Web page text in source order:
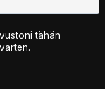
tähän